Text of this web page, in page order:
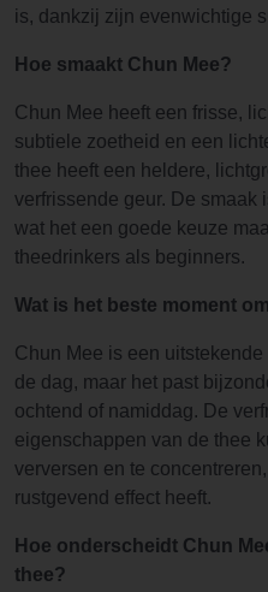
is, dankzij zijn evenwichtige
Hoe smaakt Chun Mee?
Chun Mee heeft een frisse,
subtiele zoetheid en een
thee heeft een heldere,
verfrissende geur. De smaak
wat het een goede keuze
theedrinkers als beginners.
Wat is het beste moment
Chun Mee is een
de dag, maar het past
ochtend of namiddag. De
eigenschappen van de thee
verversen en te
rustgevend effect heeft.
Hoe onderscheidt Chun
thee?